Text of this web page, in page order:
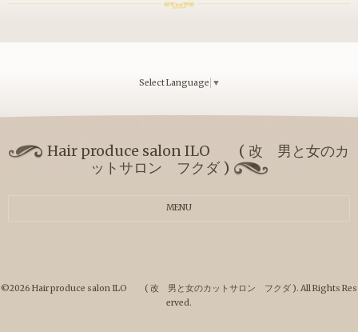
Select Language ▼
Hair produce salon ILO ( 改 男と女のカ
ットサロン フクダ )
MENU
©2026 Hair produce salon ILO ( 改 男と女のカットサロン フクダ ). All Rights Res
erved.